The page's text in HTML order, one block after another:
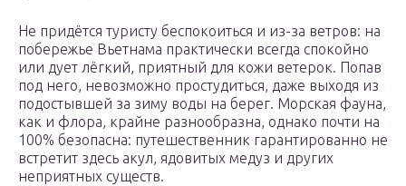
Не придётся туристу беспокоиться и из-за ветров: на
побережье Вьетнама практически всегда спокойно
или дует лёгкий, приятный для кожи ветерок. Попав
под него, невозможно простудиться, даже выходя из
подостывшей за зиму воды на берег. Морская фауна,
как и флора, крайне разнообразна, однако почти на
100% безопасна: путешественник гарантированно не
встретит здесь акул, ядовитых медуз и других
неприятных существ.